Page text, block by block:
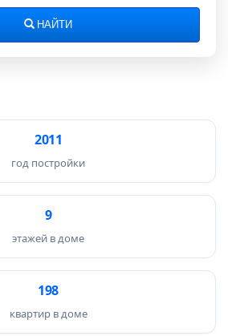
НАЙТИ
2011
год постройки
9
этажей в доме
198
квартир в доме